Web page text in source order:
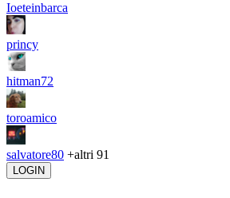
Ioeteinbarca
princy
hitman72
toroamico
salvatore80 +altri 91
LOGIN